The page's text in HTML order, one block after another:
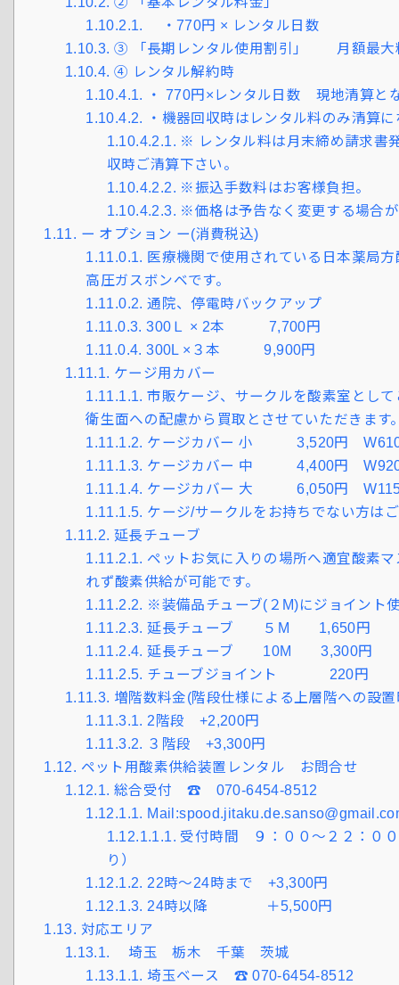
1.10.2.1.
・770円 × レンタル
1.10.3. ③ 「長期レンタル使用割引」 月額最大
1.10.4. ④ レンタル解約時
1.10.4.1.
・ 770円×レンタル日数 現地清算と
1.10.4.2.
・機器回収時はレンタル料のみ清算に
1.10.4.2.1. ※ レンタル料は月末締め請求書
収時ご清算下さい。
1.10.4.2.2. ※振込手数料はお客様負担。
1.10.4.2.3. ※価格は予告なく変更する場合
1.11. ー オプション ー(消費税込)
1.11.0.1. 医療機関で使用されている日本薬局
高圧ガスボンベです。
1.11.0.2. 通院、停電時バックアップ
1.11.0.3. 300Ｌ × 2本 7,700円
1.11.0.4. 300L ×３本 9,900円
1.11.1. ケージ用カバー
1.11.1.1. 市販ケージ、サークルを酸素室とし
衛生面への配慮から買取とさせていただきます
1.11.1.2. ケージカバー 小 3,520円
1.11.1.3. ケージカバー 中 4,400円
1.11.1.4. ケージカバー 大 6,050円
1.11.1.5. ケージ/サークルをお持ちでない方は
1.11.2. 延長チューブ
1.11.2.1. ペットお気に入りの場所へ適宜酸素
れず酸素供給が可能です。
1.11.2.2. ※装備品チューブ(２M)にジョイント
1.11.2.3. 延長チューブ ５M 1,650円
1.11.2.4. 延長チューブ 10M 3,300円
1.11.2.5. チューブジョイント 220円
1.11.3. 増階数料金(階段仕様による上層階への設置
1.11.3.1. 2階段 +2,200円
1.11.3.2. ３階段 +3,300円
1.12. ペット用酸素供給装置レンタル お問合せ
1.12.1. 総合受付 ☎ 070-6454-8512
1.12.1.1.
1.12.1.1.1. 受付時間 ９：００～２２：０
り）
1.12.1.2. 22時～24時まで +3,300円
1.12.1.3. 24時以降 ＋5,500円
1.13. 対応エリア
1.13.1. 埼玉 栃木 千葉 茨城
1.13.1.1. 埼玉ベース ☎ 070-6454-8512